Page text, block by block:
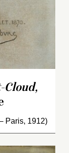
Cloud,
Paris, 1912)